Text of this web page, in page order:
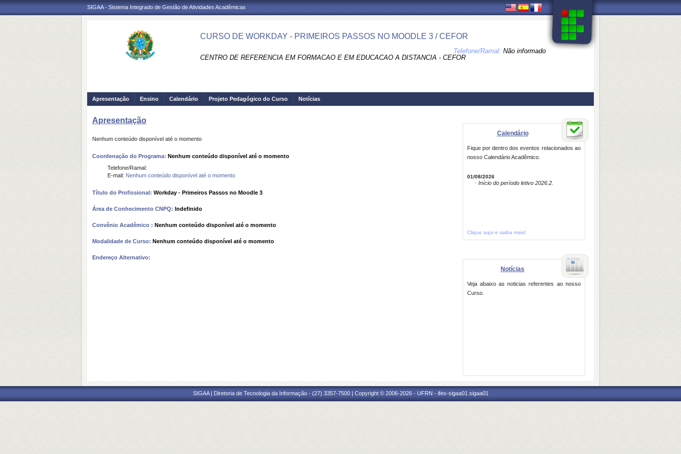
SIGAA - Sistema Integrado de Gestão de Atividades Acadêmicas
CURSO DE WORKDAY - PRIMEIROS PASSOS NO MOODLE 3 / CEFOR
CENTRO DE REFERENCIA EM FORMACAO E EM EDUCACAO A DISTANCIA - CEFOR
Telefone/Ramal: Não informado
Apresentação Ensino Calendário Projeto Pedagógico do Curso Notícias
Apresentação
Nenhum conteúdo disponível até o momento
Coordenação do Programa: Nenhum conteúdo disponível até o momento
Telefone/Ramal:
E-mail: Nenhum conteúdo disponível até o momento
Título do Profissional: Workday - Primeiros Passos no Moodle 3
Área de Conhecimento CNPQ: Indefinido
Convênio Acadêmico : Nenhum conteúdo disponível até o momento
Modalidade de Curso: Nenhum conteúdo disponível até o momento
Endereço Alternativo:
Calendário
Fique por dentro dos eventos relacionados ao
nosso Calendário Acadêmico.
01/08/2026
· Início do período letivo 2026.2.
Clique aqui e saiba mais!
Notícias
Veja abaixo as noticias referentes ao nosso
Curso.
SIGAA | Diretoria de Tecnologia da Informação - (27) 3357-7500 | Copyright © 2006-2026 - UFRN - ifes-sigaa01.sigaa01